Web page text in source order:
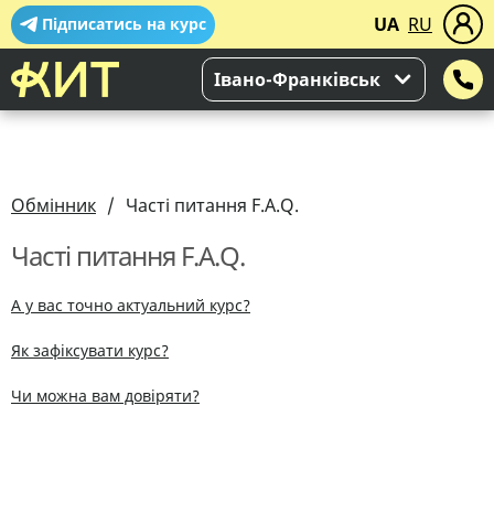
Підписатись на курс UA RU
Івано-Франківськ
Обмінник Часті питання F.A.Q.
Часті питання F.A.Q.
А у вас точно актуальний курс?
Як зафіксувати курс?
Чи можна вам довіряти?